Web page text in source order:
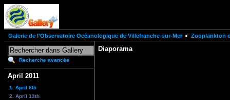
Galerie de l'Observatoire Océanologique de Villefranche-sur-Mer Zooplankton
Recherche avancée
April 2011
1. April 6th
2. April 13th
Diaporama